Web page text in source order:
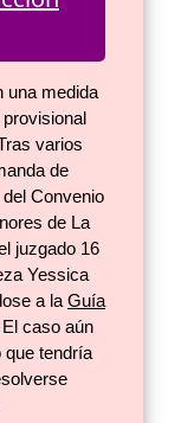
una medida
varios
de
Convenio
de La
juzgado 16
Yessica
a la Guía
El caso aún
que tendría